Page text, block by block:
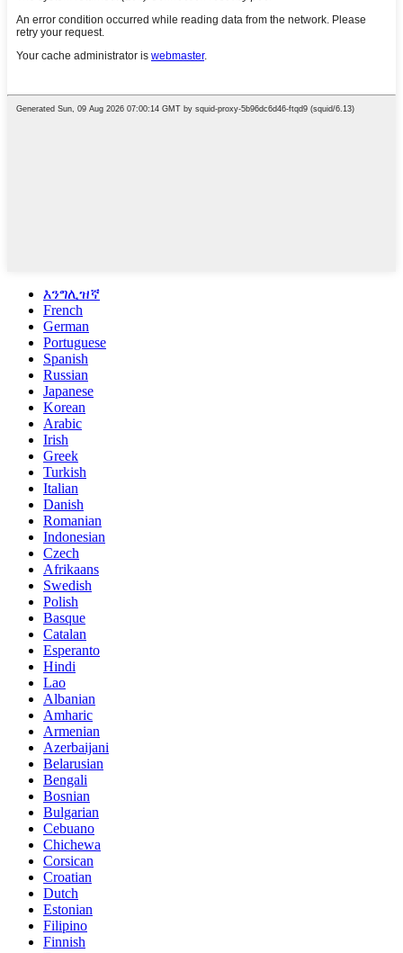
እንግሊዝኛ
French
German
Portuguese
Spanish
Russian
Japanese
Korean
Arabic
Irish
Greek
Turkish
Italian
Danish
Romanian
Indonesian
Czech
Afrikaans
Swedish
Polish
Basque
Catalan
Esperanto
Hindi
Lao
Albanian
Amharic
Armenian
Azerbaijani
Belarusian
Bengali
Bosnian
Bulgarian
Cebuano
Chichewa
Corsican
Croatian
Dutch
Estonian
Filipino
Finnish